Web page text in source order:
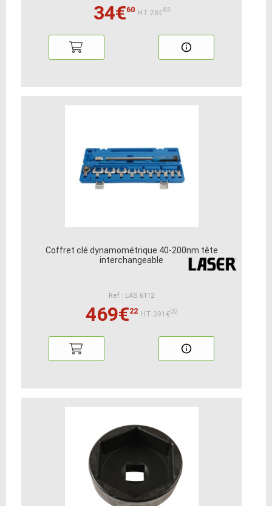
34€60 HT:28€83
Coffret clé dynamométrique 40-200nm tête
interchangeable
Ref : LAS 6112
469€22 HT:391€02